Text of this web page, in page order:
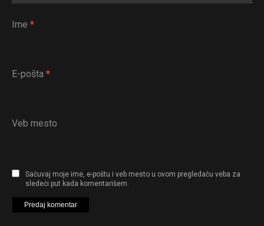
Ime *
E-pošta *
Veb mesto
Sačuvaj moje ime, e-poštu i veb mesto u ovom pregledaču veba za
sledeći put kada komentarišem.